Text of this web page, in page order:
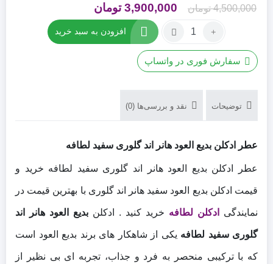
4,500,000 تومان
قیمت
اصلی
4,500,000 تومان
بود.
3,900,000 تومان
تعداد:
ادکلن
بدیع
اند
لطافه
افزودن به سبد خرید
سفارش فوری در واتساپ
توضیحات نقد و بررسی‌ها (0)
عطر ادکلن بدیع العود هانر اند گلوری سفید لطافه
عطر ادکلن بدیع العود هانر اند گلوری سفید لطافه خرید و
قیمت ادکلن بدیع العود سفید هانر اند گلوری با بهترین قیمت در
نمایندگی ادکلن لطافه خرید کنید . ادکلن بدیع العود هانر اند
گلوری سفید لطافه یکی از شاهکار های برند بدیع العود است
که با ترکیبی منحصر به فرد و جذاب، تجربه‌ ای بی‌ نظیر از